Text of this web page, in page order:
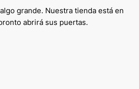
grande. Nuestra tienda está en
abrirá sus puertas.